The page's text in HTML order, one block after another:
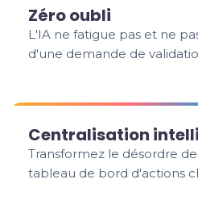
Zéro oubli
L'IA ne fatigue pas et ne
d'une demande de
Centralisation
Transformez le désordre
tableau de bord d'actions